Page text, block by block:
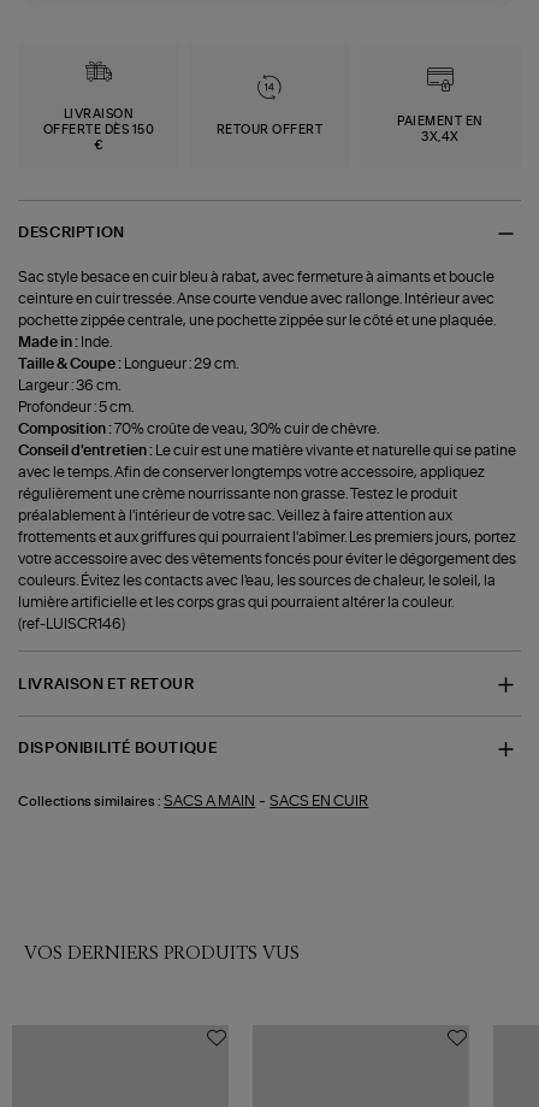
LIVRAISON
OFFERTE DÈS 150
€
RETOUR OFFERT
PAIEMENT EN
3X,4X
DESCRIPTION
Sac style besace en cuir bleu à rabat, avec fermeture à aimants et boucle
ceinture en cuir tressée. Anse courte vendue avec rallonge. Intérieur avec
pochette zippée centrale, une pochette zippée sur le côté et une plaquée.
Made in : Inde.
Taille & Coupe :
Longueur : 29 cm.
Largeur : 36 cm.
Profondeur : 5 cm.
Composition :70% croûte de veau, 30% cuir de chèvre.
Conseil d'entretien :
Le cuir est une matière vivante et naturelle qui se patine
avec le temps. Afin de conserver longtemps votre accessoire, appliquez
régulièrement une crème nourrissante non grasse. Testez le produit
préalablement à l'intérieur de votre sac. Veillez à faire attention aux
frottements et aux griffures qui pourraient l'abîmer. Les premiers jours, portez
votre accessoire avec des vêtements foncés pour éviter le dégorgement des
couleurs. Évitez les contacts avec l'eau, les sources de chaleur, le soleil, la
lumière artificielle et les corps gras qui pourraient altérer la couleur.
(ref-LUISCR146)
LIVRAISON ET RETOUR
DISPONIBILITÉ BOUTIQUE
Collections similaires : SACS A MAIN -SACS EN CUIR
VOS DERNIERS PRODUITS VUS